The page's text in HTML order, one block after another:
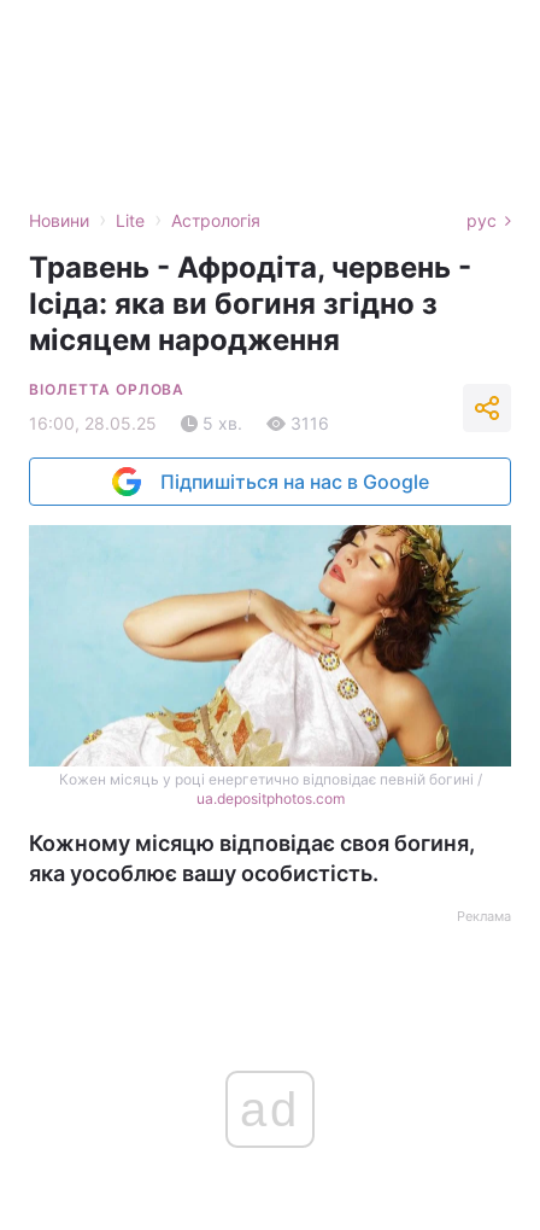
Новини › Lite › Астрологія рус
Травень - Афродіта, червень -
Ісіда: яка ви богиня згідно з
місяцем народження
ВІОЛЕТТА ОРЛОВА
16:00, 28.05.25 5 хв. 3116
Підпишіться на нас в Google
Кожен місяць у році енергетично відповідає певній богині /
ua.depositphotos.com
Кожному місяцю відповідає своя богиня,
яка уособлює вашу особистість.
Реклама
ad